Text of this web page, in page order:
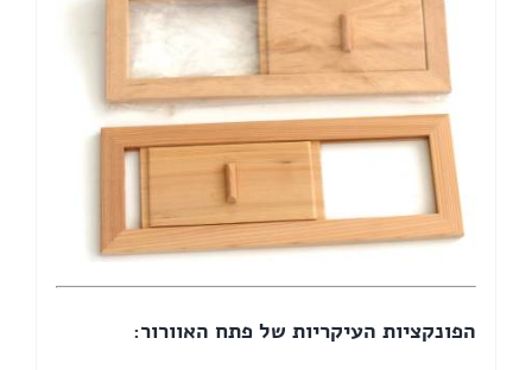
הפונקציות העיקריות של פתח האוורור: